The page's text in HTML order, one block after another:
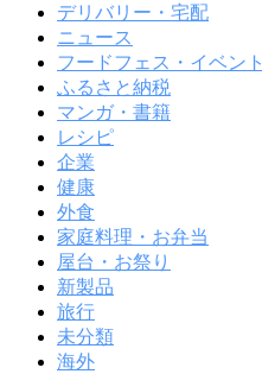
デリバリー・宅配
ニュース
フードフェス・イベント
ふるさと納税
マンガ・書籍
レシピ
企業
健康
外食
家庭料理・お弁当
屋台・お祭り
新製品
旅行
未分類
海外